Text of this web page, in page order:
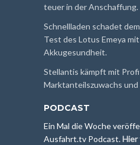
teuer in der Anschaffung.
Schnellladen schadet
Test des Lotus Emeya
Akkugesundheit.
Stellantis kämpft mit
Marktanteilszuwachs
PODCAST
Ein Mal die Woche
Ausfahrt.tv Podcast.Hier